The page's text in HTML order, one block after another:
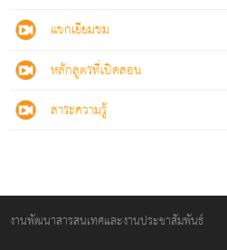
แขกเยียมชม
หลักสูตรที่เปิดสอน
สาระความรู้
งานพัฒนาสารสนเทศและงานประชาสัมพันธ์